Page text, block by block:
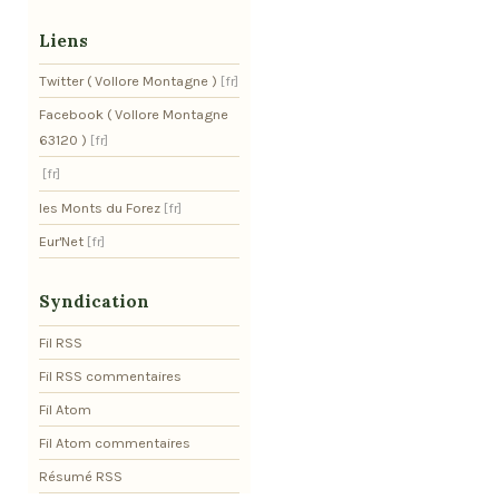
Liens
Twitter ( Vollore Montagne )
Facebook ( Vollore Montagne
63120 )
les Monts du Forez
Eur'Net
Syndication
Fil RSS
Fil RSS commentaires
Fil Atom
Fil Atom commentaires
Résumé RSS